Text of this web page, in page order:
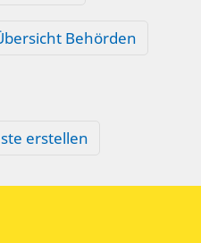
Behörden
erstellen